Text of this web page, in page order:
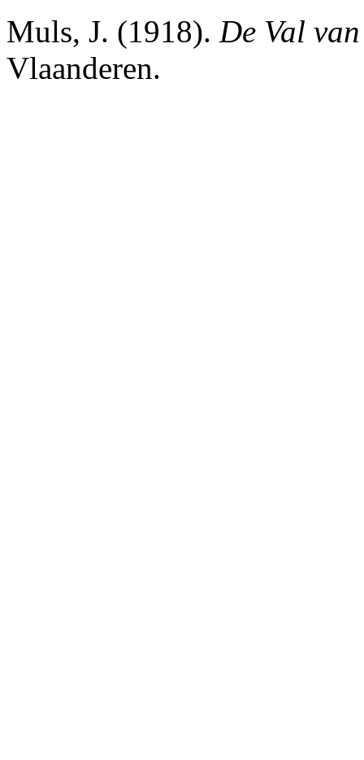
Muls, J. (1918). De Val
Vlaanderen.